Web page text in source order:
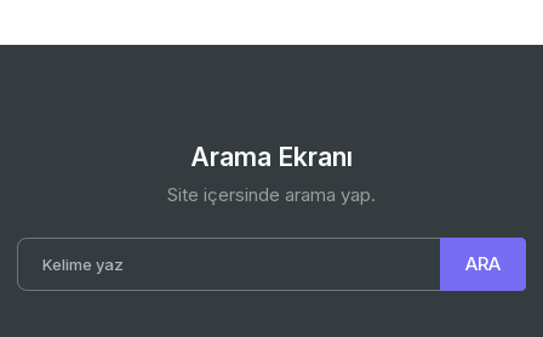
Arama Ekranı
Site içersinde arama yap.